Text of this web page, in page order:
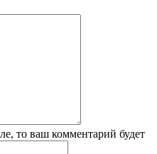
то ваш комментарий будет